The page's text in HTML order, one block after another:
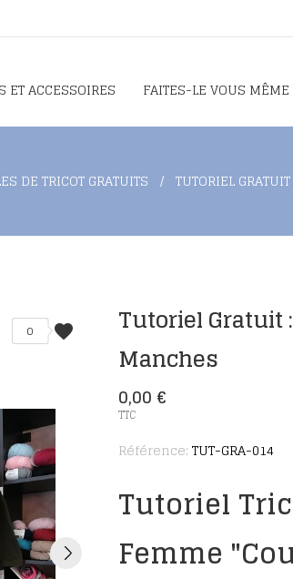
ET ACCESSOIRES FAITES-LE VOUS MÊME
DE TRICOT GRATUITS TUTORIEL
favorite
0
Tutoriel Gratuit
Manches
0,00 €
TTC
Référence: TUT-GRA-014
Tutoriel
Femme